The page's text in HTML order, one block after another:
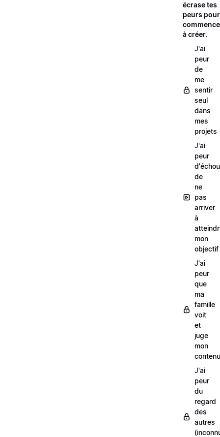
écrase tes
peurs pour
à créer.
J'ai
peur
de
me
sentir
seul
dans
mes
projets
J'ai
peur
de
ne
pas
arriver
à
mon
objectif
J'ai
peur
que
ma
famille
voit
et
juge
mon
contenu
J'ai
peur
du
regard
des
autres